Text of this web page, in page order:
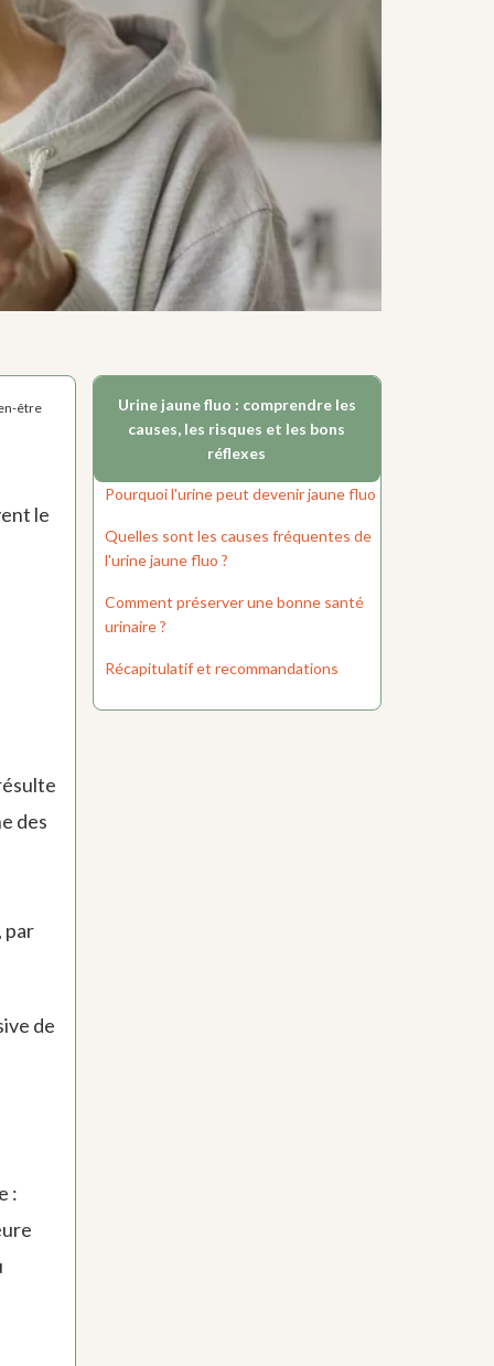
être
le
des
par
de
:
Urine jaune fluo : comprendre les
causes, les risques et les bons
réflexes
Pourquoi l'urine peut devenir jaune fluo
Quelles sont les causes fréquentes de
l'urine jaune fluo ?
Comment préserver une bonne santé
urinaire ?
Récapitulatif et recommandations